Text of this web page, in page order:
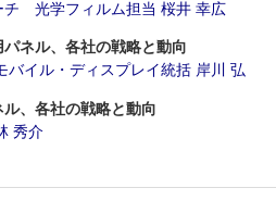
チ 光学フィルム担当 桜井 幸広
ネル、各社の戦略と動向
バイル・ディスプレイ統括 岸川 弘
、各社の戦略と動向
秀介